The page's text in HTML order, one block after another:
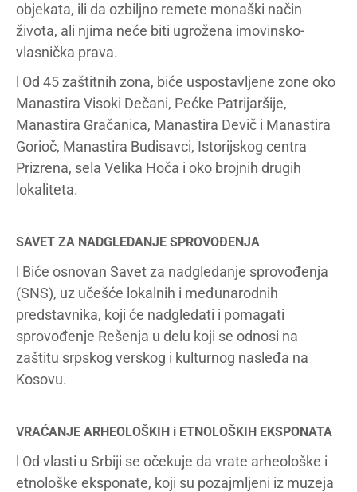
objekata, ili da ozbiljno remete monaški način
života, ali njima neće biti ugrožena imovinsko-
vlasnička prava.
l Od 45 zaštitnih zona, biće uspostavljene zone oko
Manastira Visoki Dečani, Pećke Patrijaršije,
Manastira Gračanica, Manastira Devič i Manastira
Gorioč, Manastira Budisavci, Istorijskog centra
Prizrena, sela Velika Hoča i oko brojnih drugih
lokaliteta.
SAVET ZA NADGLEDANJE SPROVOĐENJA
l Biće osnovan Savet za nadgledanje sprovođenja
(SNS), uz učešće lokalnih i međunarodnih
predstavnika, koji će nadgledati i pomagati
sprovođenje Rešenja u delu koji se odnosi na
zaštitu srpskog verskog i kulturnog nasleđa na
Kosovu.
VRAĆANJE ARHEOLOŠKIH i ETNOLOŠKIH EKSPONATA
l Od vlasti u Srbiji se očekuje da vrate arheološke i
etnološke eksponate, koji su pozajmljeni iz muzeja